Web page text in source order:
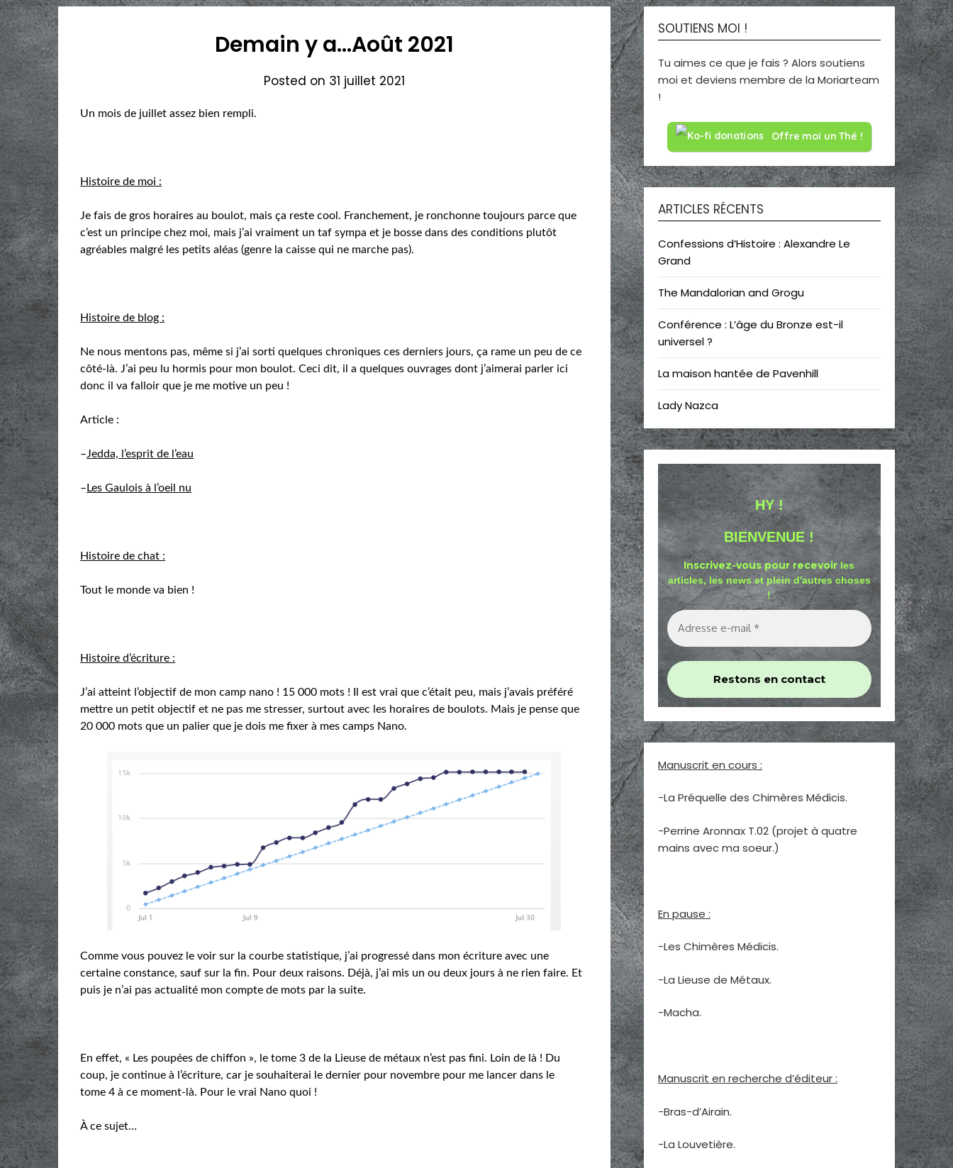
Demain y a…Août 2021
Posted on 31 juillet 2021
Un mois de juillet assez bien rempli.
Histoire de moi :
Je fais de gros horaires au boulot, mais ça reste cool. Franchement, je ronchonne toujours parce que
c’est un principe chez moi, mais j’ai vraiment un taf sympa et je bosse dans des conditions plutôt
agréables malgré les petits aléas (genre la caisse qui ne marche pas).
Histoire de blog :
Ne nous mentons pas, même si j’ai sorti quelques chroniques ces derniers jours, ça rame un peu de ce
côté-là. J’ai peu lu hormis pour mon boulot. Ceci dit, il a quelques ouvrages dont j’aimerai parler ici
donc il va falloir que je me motive un peu !
Article :
–Jedda, l’esprit de l’eau
–Les Gaulois à l’oeil nu
Histoire de chat :
Tout le monde va bien !
Histoire d’écriture :
J’ai atteint l’objectif de mon camp nano ! 15 000 mots ! Il est vrai que c’était peu, mais j’avais préféré
mettre un petit objectif et ne pas me stresser, surtout avec les horaires de boulots. Mais je pense que
20 000 mots que un palier que je dois me fixer à mes camps Nano.
Comme vous pouvez le voir sur la courbe statistique, j’ai progressé dans mon écriture avec une
certaine constance, sauf sur la fin. Pour deux raisons. Déjà, j’ai mis un ou deux jours à ne rien faire. Et
puis je n’ai pas actualité mon compte de mots par la suite.
En effet, « Les poupées de chiffon », le tome 3 de la Lieuse de métaux n’est pas fini. Loin de là ! Du
coup, je continue à l’écriture, car je souhaiterai le dernier pour novembre pour me lancer dans le
tome 4 à ce moment-là. Pour le vrai Nano quoi !
À ce sujet…
SOUTIENS MOI !
Tu aimes ce que je fais ? Alors soutiens
moi et deviens membre de la Moriarteam
!
Offre moi un Thé !
ARTICLES RÉCENTS
Confessions d’Histoire : Alexandre Le
Grand
The Mandalorian and Grogu
Conférence : L’âge du Bronze est-il
universel ?
La maison hantée de Pavenhill
Lady Nazca
HY !
BIENVENUE !
Inscrivez-vous pour recevoirles
articles, les news et plein d'autres choses
!
Manuscrit en cours :
-La Préquelle des Chimères Médicis.
-Perrine Aronnax T.02 (projet à quatre
mains avec ma soeur.)
En pause :
-Les Chimères Médicis.
-La Lieuse de Métaux.
-Macha.
Manuscrit en recherche d’éditeur :
-Bras-d’Airain.
-La Louvetière.